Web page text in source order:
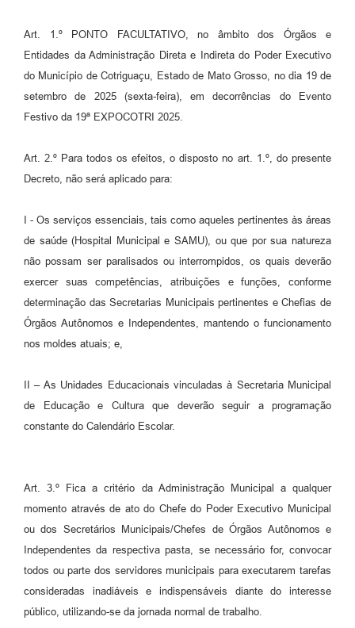
Art. 1.º PONTO FACULTATIVO, no âmbito dos Órgãos e
Entidades da Administração Direta e Indireta do Poder Executivo
do Município de Cotriguaçu, Estado de Mato Grosso, no dia 19 de
setembro de 2025 (sexta-feira), em decorrências do Evento
Festivo da 19ª EXPOCOTRI 2025.
Art. 2.º Para todos os efeitos, o disposto no art. 1.º, do presente
Decreto, não será aplicado para:
I - Os serviços essenciais, tais como aqueles pertinentes às áreas
de saúde (Hospital Municipal e SAMU), ou que por sua natureza
não possam ser paralisados ou interrompidos, os quais deverão
exercer suas competências, atribuições e funções, conforme
determinação das Secretarias Municipais pertinentes e Chefias de
Órgãos Autônomos e Independentes, mantendo o funcionamento
nos moldes atuais; e,
II – As Unidades Educacionais vinculadas à Secretaria Municipal
de Educação e Cultura que deverão seguir a programação
constante do Calendário Escolar.
Art. 3.º Fica a critério da Administração Municipal a qualquer
momento através de ato do Chefe do Poder Executivo Municipal
ou dos Secretários Municipais/Chefes de Órgãos Autônomos e
Independentes da respectiva pasta, se necessário for, convocar
todos ou parte dos servidores municipais para executarem tarefas
consideradas inadiáveis e indispensáveis diante do interesse
público, utilizando-se da jornada normal de trabalho.